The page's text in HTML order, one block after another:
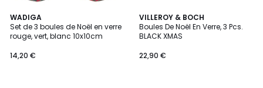
WADIGA
Set de 3 boules de Noël en verre
rouge, vert, blanc 10x10cm
14,20 €
VILLEROY & BOCH
Boules De Noël En Verre, 3 Pcs.
BLACK XMAS
22,90 €